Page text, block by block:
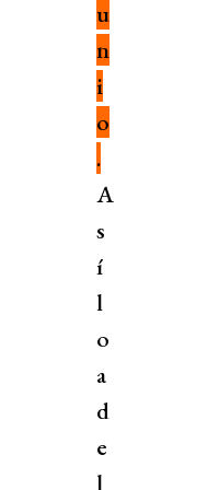
u
n
i
o
.
A
s
í
l
o
a
d
e
l